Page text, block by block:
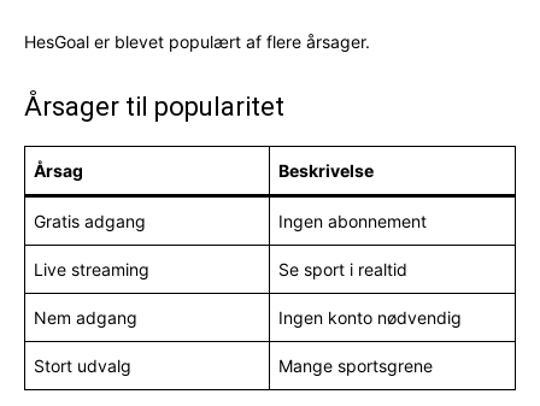
HesGoal er blevet populært af flere årsager.
Årsager til popularitet
Årsag Beskrivelse
Gratis adgang Ingen abonnement
Live streaming Se sport i realtid
Nem adgang Ingen konto nødvendig
Stort udvalg Mange sportsgrene